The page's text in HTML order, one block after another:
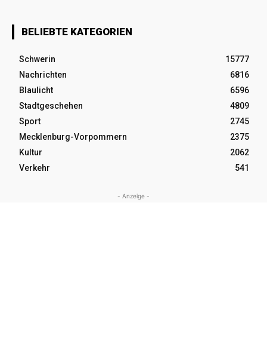
BELIEBTE KATEGORIEN
Schwerin
15777
Nachrichten
6816
Blaulicht
6596
Stadtgeschehen
4809
Sport
2745
Mecklenburg-Vorpommern
2375
Kultur
2062
Verkehr
541
- Anzeige -